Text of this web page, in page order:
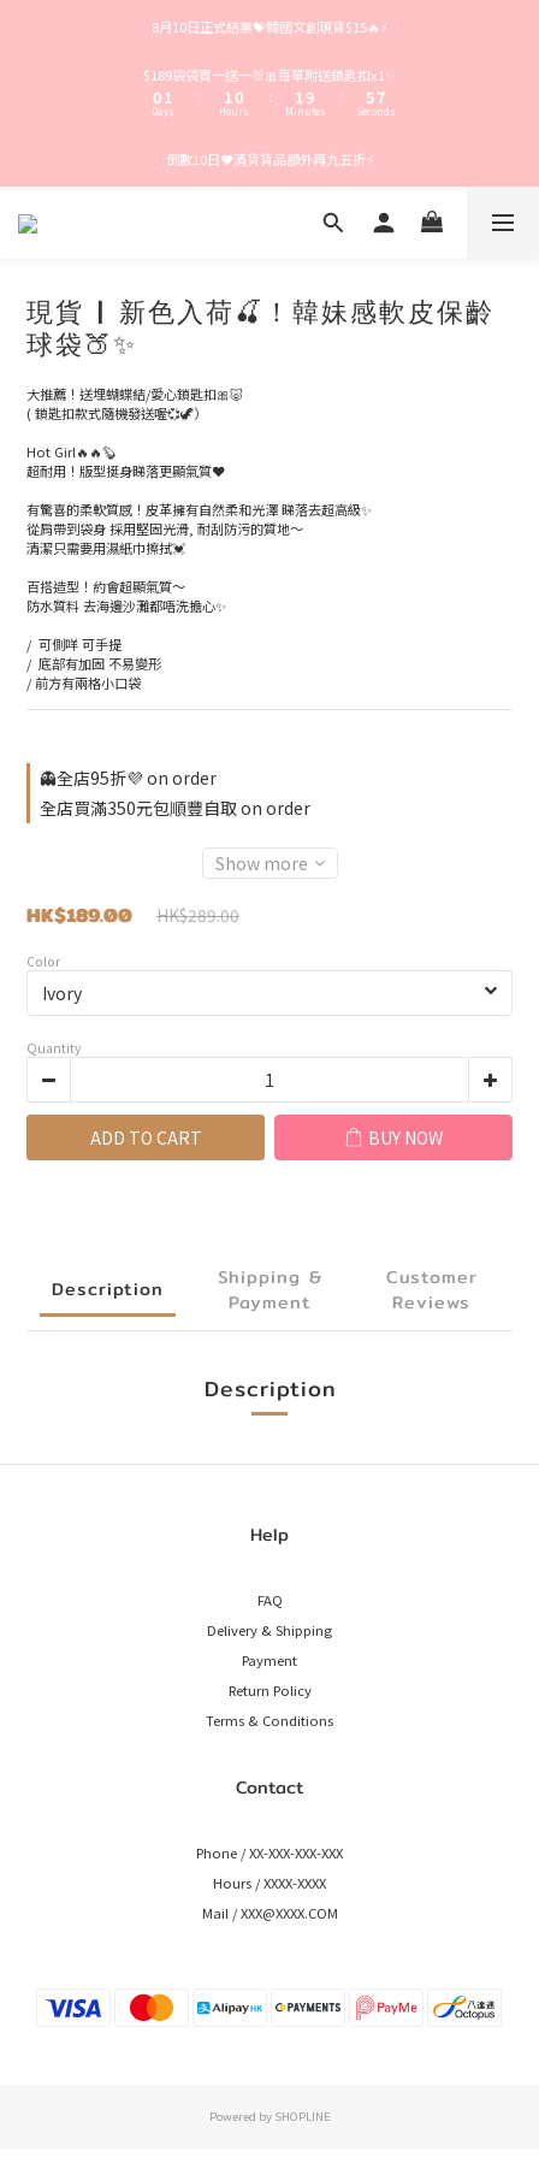
8月10日正式結業💝韓國文創現貨$15🔥⚡️
$189袋袋買一送一🐰🎀每單附送鎖匙扣x1✨
3
1
0
4
2
1
0
Days
:
4
2
1
0
3
1
0
Hours
:
4
2
1
0
9
8
6
5
Minutes
:
8
6
5
4
2
1
8
7
6
3
1
Seconds
倒數10日❤️清貨貨品額外再九五折⚡️
現貨 | 新色入荷🍒！韓妹感軟皮保齡
球袋🍑✨
大推薦！送埋蝴蝶結/愛心鎖匙扣🎀🐷
( 鎖匙扣款式隨機發送喔💞🦖）
Hot Girl🔥🔥🦫
超耐用！版型挺身睇落更顯氣質❤️
有驚喜的柔軟質感！皮革擁有自然柔和光澤 睇落去超高級✨
從肩帶到袋身 採用堅固光滑, 耐刮防污的質地～
清潔只需要用濕紙巾擦拭💓
百搭造型！約會超顯氣質～
防水質料 去海邊沙灘都唔洗擔心✨
/  可側咩 可手提
/  底部有加固 不易變形
/ 前方有兩格小口袋
👻全店95折💜 on order
全店買滿350元包順豐自取 on order
Show more
HK$189.00 HK$289.00
Color
Quantity
ADD TO CART BUY NOW
Description
Shipping &
Payment
Customer
Reviews
Description
Help
FAQ
Delivery & Shipping
Payment
Return Policy
Terms & Conditions
Contact
Phone / XX-XXX-XXX-XXX
Hours / XXXX-XXXX
Mail / XXX@XXXX.COM
Powered by SHOPLINE